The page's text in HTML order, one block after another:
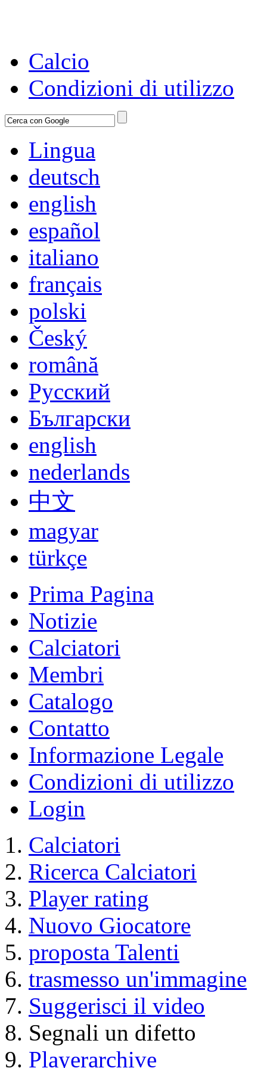
Calcio
Condizioni di utilizzo
Lingua
deutsch
english
español
italiano
français
polski
Český
română
Русский
Български
english
nederlands
中文
magyar
türkçe
Prima Pagina
Notizie
Calciatori
Membri
Catalogo
Contatto
Informazione Legale
Condizioni di utilizzo
Login
Calciatori
Ricerca Calciatori
Player rating
Nuovo Giocatore
proposta Talenti
trasmesso un'immagine
Suggerisci il video
Segnali un difetto
Playerarchive